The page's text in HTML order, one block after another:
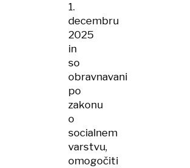
1.
decembru
2025
in
so
obravnavani
po
zakonu
o
socialnem
varstvu,
omogočiti